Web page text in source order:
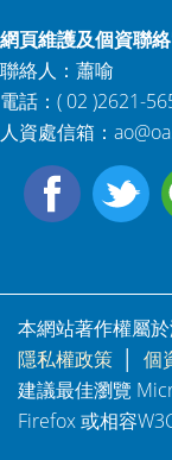
網頁維護及個資聯絡
聯絡人：蕭喻
電話：( 02 )2621-
人資處信箱：
本網站著作權屬
隱私權政策
個
建議最佳瀏覽
Firefox 或相容